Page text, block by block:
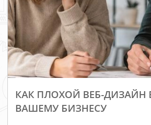
КАК ПЛОХОЙ ВЕБ-ДИЗАЙН
ВАШЕМУ БИЗНЕСУ